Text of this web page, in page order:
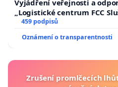
Vyjádření veřejnosti a
„Logistické centrum FCC
459 podpisů
Oznámení o transparentnosti
Zrušení promlčecích